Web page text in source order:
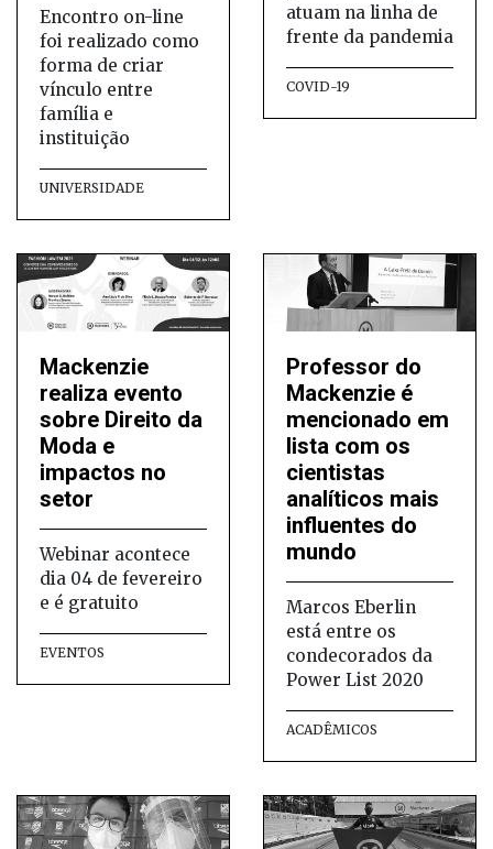
Encontro on-line
foi realizado como
forma de criar
vínculo entre
família e
instituição
UNIVERSIDADE
atuam na linha de
frente da pandemia
COVID-19
Mackenzie
realiza evento
sobre Direito da
Moda e
impactos no
setor
Webinar acontece
dia 04 de fevereiro
e é gratuito
EVENTOS
Professor do
Mackenzie é
mencionado em
lista com os
cientistas
analíticos mais
influentes do
mundo
Marcos Eberlin
está entre os
condecorados da
Power List 2020
ACADÊMICOS